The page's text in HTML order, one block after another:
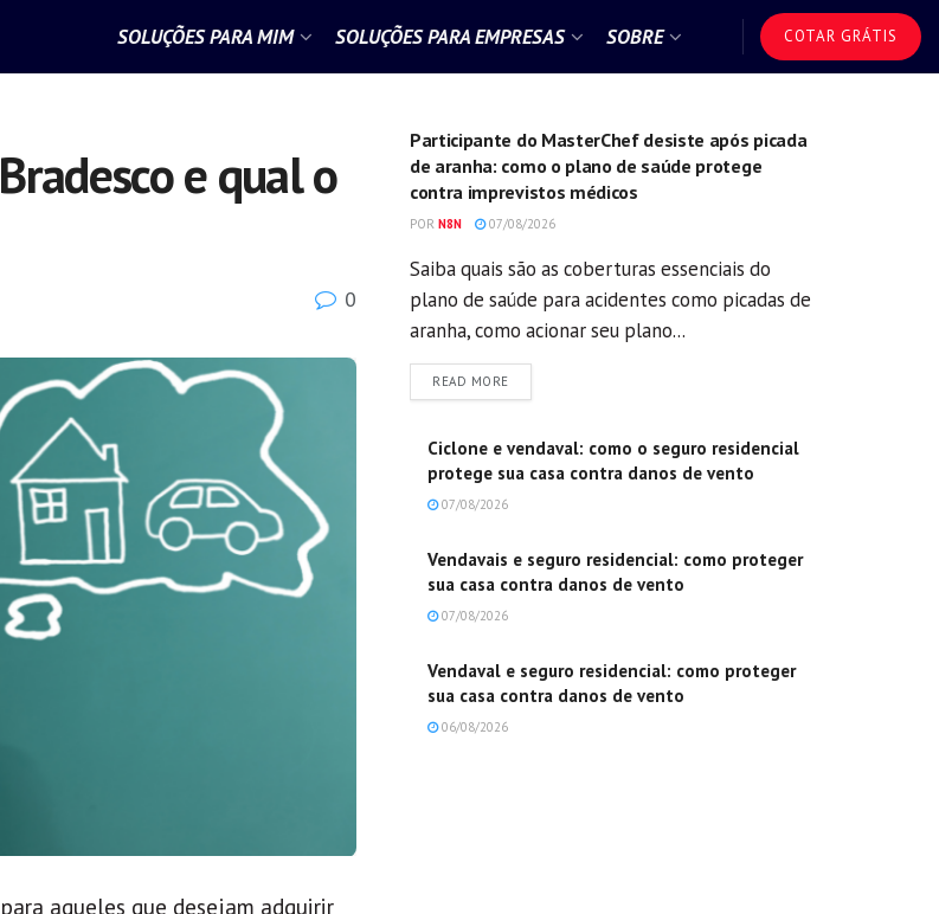
SOLUÇÕES PARA MIM SOLUÇÕES PARA EMPRESAS SOBRE COTAR GRÁTIS
e qual o
0
aqueles que desejam adquirir
Participante do MasterChef desiste após picada
de aranha: como o plano de saúde protege
contra imprevistos médicos
POR N8N 07/08/2026
Saiba quais são as coberturas essenciais do
plano de saúde para acidentes como picadas de
aranha, como acionar seu plano...
READ MOREDETAILS
Ciclone e vendaval: como o seguro residencial
protege sua casa contra danos de vento
07/08/2026
Vendavais e seguro residencial: como proteger
sua casa contra danos de vento
07/08/2026
Vendaval e seguro residencial: como proteger
sua casa contra danos de vento
06/08/2026